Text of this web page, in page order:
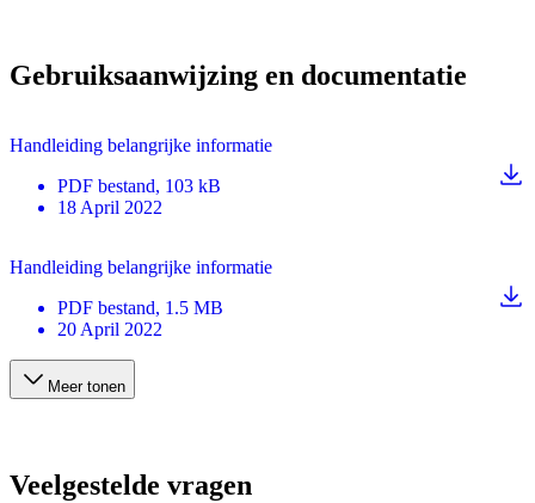
Gebruiksaanwijzing en documentatie
Handleiding belangrijke informatie
PDF bestand, 103 kB
18 April 2022
Handleiding belangrijke informatie
PDF bestand, 1.5 MB
20 April 2022
Meer tonen
Veelgestelde vragen